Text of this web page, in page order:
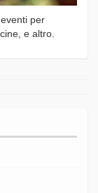
per
e altro.